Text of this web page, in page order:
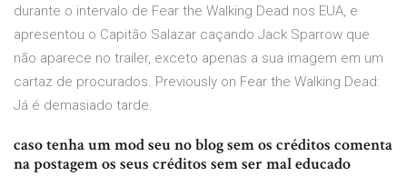
durante o intervalo de Fear the Walking Dead nos EUA, e
apresentou o Capitão Salazar caçando Jack Sparrow que
não aparece no trailer, exceto apenas a sua imagem em um
cartaz de procurados. Previously on Fear the Walking Dead:
Já é demasiado tarde.
caso tenha um mod seu no blog sem os créditos comenta
na postagem os seus créditos sem ser mal educado